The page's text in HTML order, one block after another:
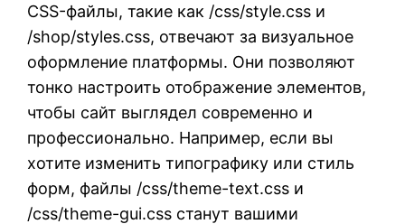
CSS-файлы, такие как /css/style.css и
/shop/styles.css, отвечают за визуальное
оформление платформы. Они позволяют
тонко настроить отображение элементов,
чтобы сайт выглядел современно и
профессионально. Например, если вы
хотите изменить типографику или стиль
форм, файлы /css/theme-text.css и
/css/theme-gui.css станут вашими